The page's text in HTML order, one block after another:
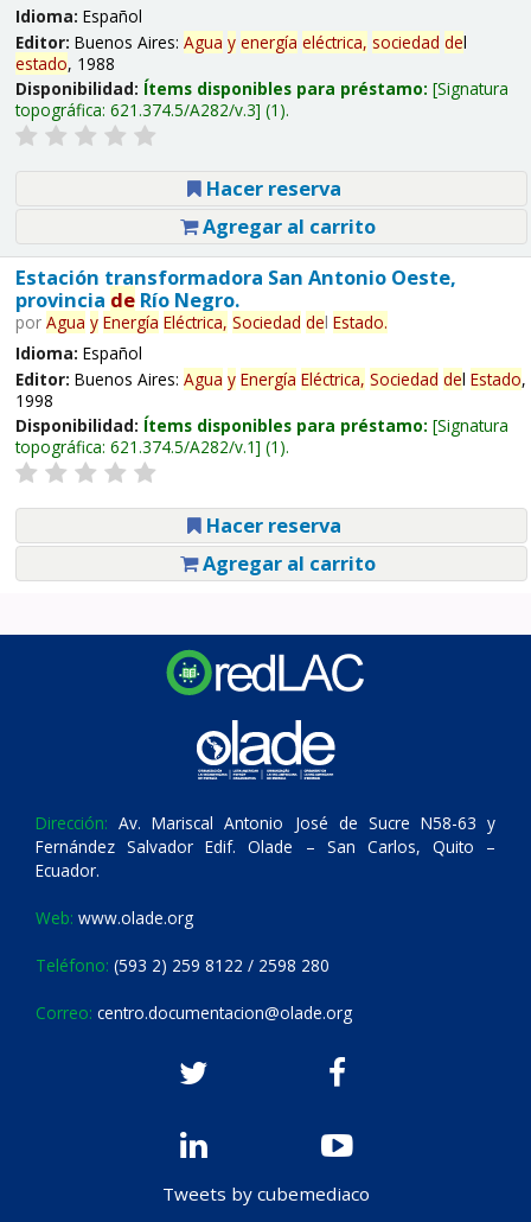
Idioma: Español
Editor: Buenos Aires: Agua y energía eléctrica, sociedad del
estado, 1988
Disponibilidad: Ítems disponibles para préstamo: Signatura
topográfica: 621.374.5/A282/v.3 (1).
Hacer reserva
Agregar al carrito
Estación transformadora San Antonio Oeste,
provincia deRío Negro.
por Agua y Energía Eléctrica, Sociedad del Estado.
Idioma: Español
Editor: Buenos Aires: Agua y Energía Eléctrica, Sociedad del Estado,
1998
Disponibilidad: Ítems disponibles para préstamo: Signatura
topográfica: 621.374.5/A282/v.1 (1).
Hacer reserva
Agregar al carrito
Dirección: Av. Mariscal Antonio José de Sucre N58-63 y
Fernández Salvador Edif. Olade – San Carlos, Quito –
Ecuador.
Web: www.olade.org
Teléfono: (593 2) 259 8122 / 2598 280
Correo: centro.documentacion@olade.org
Tweets by cubemediaco